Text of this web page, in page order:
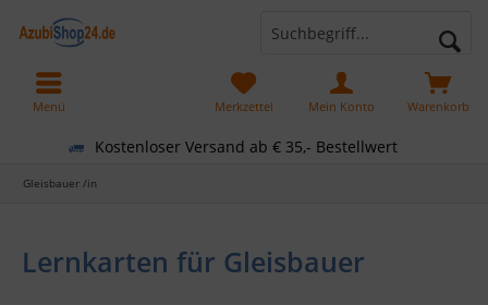
Kostenloser Versand ab € 35,- Bestellwert
Warenkorb
Merkzettel Mein Konto
Menü
Gleisbauer /in
Lernkarten für Gleisbauer